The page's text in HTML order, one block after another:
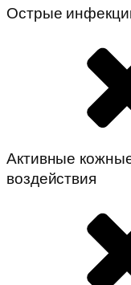
Острые
Активные
воздействия